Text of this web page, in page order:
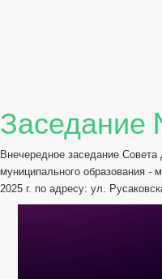
Заседание
Внечередное заседание Совета
муниципального образования -
2025 г. по адресу: ул.